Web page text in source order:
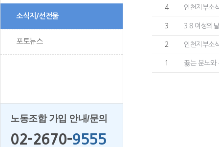
소식지/선전물
포토뉴스
노동조합 가입 안내/문의
02-2670-9555
4 인천지부소
3 3.8 여성의
2 인천지부소
1 끓는 분노와